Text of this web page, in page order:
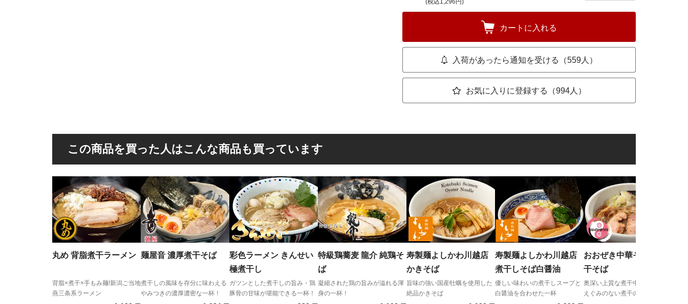
(税込1,296円)
カートに入れる
入荷があったら通知を受ける（559人）
お気に入りに登録する（994人）
この商品を買った人はこんな商品も買っています
丸め 背脂煮干ラーメン
背脂×煮干×手もみ麺!新潟ご当地
燕三条系ラーメン
麺屋音 濃厚煮干そば
煮干しの風味を存分に味わえる
やみつきの濃厚濃密な一杯！
彩色ラーメン きんせい
極煮干し
ガツンとした煮干しの旨み・鶏
豚骨の甘味が堪能できる一杯！
特級鶏蕎麦 龍介 純鶏そ
ば
凝縮された鶏の旨みが溢れる渾
身の一杯！
寿製麺よしかわ川越店
かきそば
旨味の強い国産牡蠣を使用した
絶品かきそば
寿製麺よしかわ川越店
煮干しそば白醤油
優しい味わいの煮干しスープと
白醤油を合わせた一杯
おおぜき中華そば店 煮
干そば
奥深い上質な煮干中華そばは、
えぐみのない煮干の旨みだけを